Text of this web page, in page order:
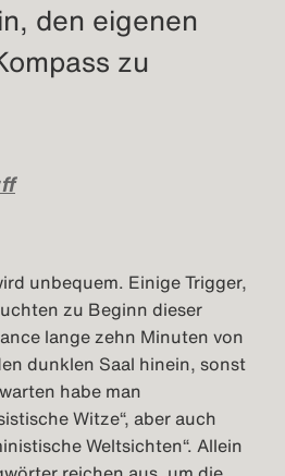
den eigenen
zu
unbequem. Einige Trigger,
zu Beginn dieser
lange zehn Minuten von
dunklen Saal hinein, sonst
habe man
Witze“, aber auch
Weltsichten“. Allein